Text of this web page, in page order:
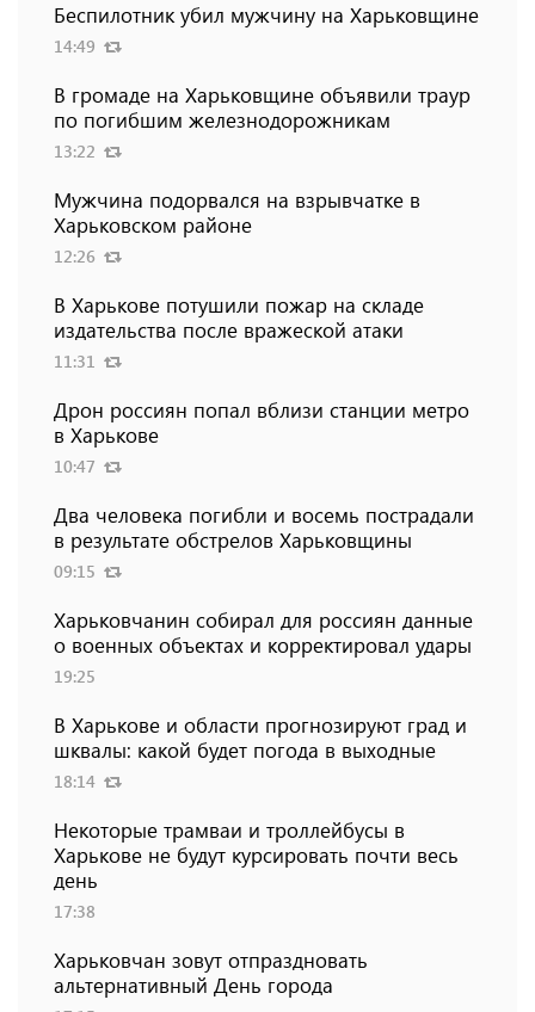
Беспилотник убил мужчину на Харьковщине
14:49
В громаде на Харьковщине объявили траур
по погибшим железнодорожникам
13:22
Мужчина подорвался на взрывчатке в
Харьковском районе
12:26
В Харькове потушили пожар на складе
издательства после вражеской атаки
11:31
Дрон россиян попал вблизи станции метро
в Харькове
10:47
Два человека погибли и восемь пострадали
в результате обстрелов Харьковщины
09:15
Харьковчанин собирал для россиян данные
о военных объектах и ​​корректировал удары
19:25
В Харькове и области прогнозируют град и
шквалы: какой будет погода в выходные
18:14
Некоторые трамваи и троллейбусы в
Харькове не будут курсировать почти весь
день
17:38
Харьковчан зовут отпраздновать
альтернативный День города